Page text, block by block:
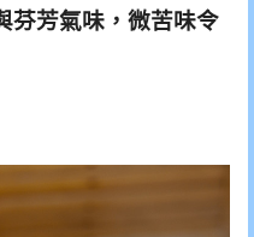
芬芳氣味，微苦味令